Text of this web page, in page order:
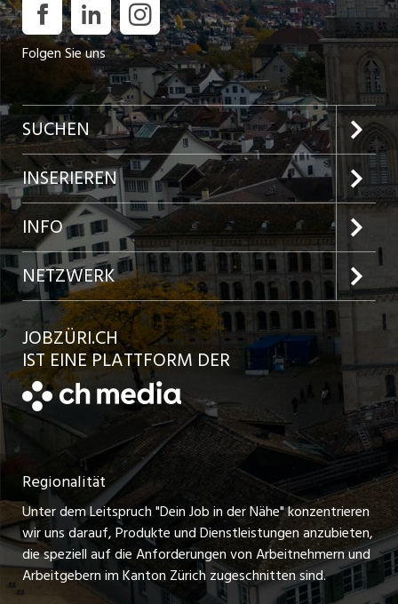
Folgen Sie uns
SUCHEN
Jobs im Kanton Zürich
Jobs in der Stadt Zürich
Jobs in der Stadt Winterthur
Jobs in der Stadt Bülach
Jobs in der Stadt Uster
Jobs in der Stadt Horgen
Festanstellungen
Temporäre Jobs
Freelance Jobs
Praktikum-Jobs
Lehrstellen
INSERIEREN
Preise und Leistungen
Inserat aufgeben
Kundenlogin
Schnittstelle
INFO
Team
Ratgeber
AGB
Datenschutzerklärung
Nutzungsbedingungen
Impressum
Stellenmeldepflicht
NETZWERK
jobbasel.ch
jobbern.ch
jobmittelland.ch
zentraljob.ch
myjob.ch
schaffu.ch (VS)
JOBZÜRI.CH
IST EINE PLATTFORM DER
Regionalität
Unter dem Leitspruch "Dein Job in der Nähe" konzentrieren
wir uns darauf, Produkte und Dienstleistungen anzubieten,
die speziell auf die Anforderungen von Arbeitnehmern und
Arbeitgebern im Kanton Zürich zugeschnitten sind.